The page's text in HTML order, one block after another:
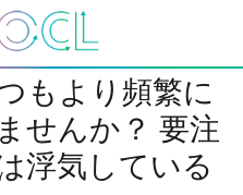
もより頻繁に
せんか？ 要注
浮気している